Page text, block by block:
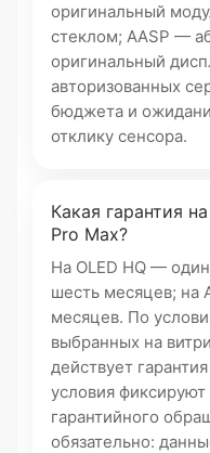
оригинальный
стеклом; AASP —
оригинальный
авторизованных
бюджета и
отклику сенсора.
Какая гарантия
Pro Max?
На OLED HQ —
шесть месяцев; на
месяцев. По
выбранных на
действует
условия
гарантийного
обязательно: